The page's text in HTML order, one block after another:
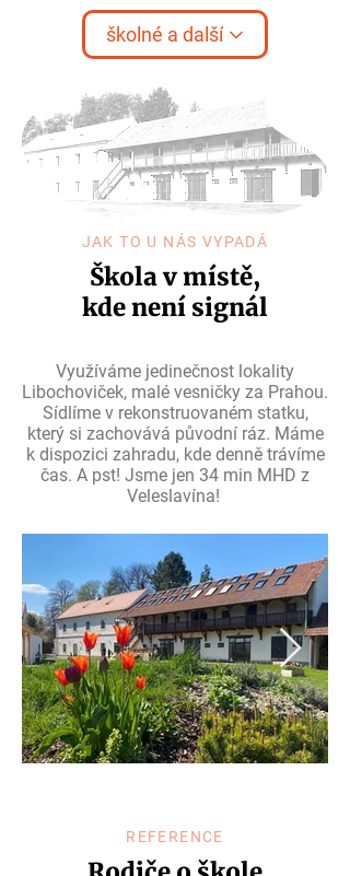
JAK TO U NÁS VYPADÁ
Škola v místě,
kde není signál
Využíváme jedinečnost lokality
Libochoviček, malé vesničky za Prahou.
Sídlíme v rekonstruovaném statku,
který si zachovává původní ráz. Máme
k dispozici zahradu, kde denně trávíme
čas. A pst! Jsme jen 34 min MHD z
Veleslavína!
školné a další
REFERENCE